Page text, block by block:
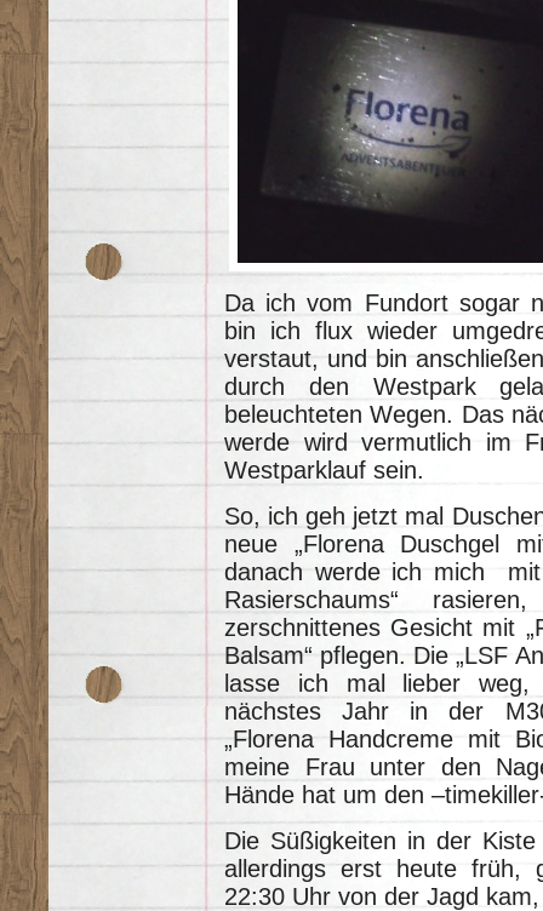
Da ich vom Fundort sogar
bin ich flux wieder
verstaut, und bin
durch den Westpark
beleuchteten Wegen. Das
werde wird vermutlich im
Westparklauf sein.
So, ich geh jetzt mal
neue „Florena Duschgel
danach werde ich mich mit
Rasierschaums“
zerschnittenes Gesicht mit
Balsam“ pflegen. Die „LSF
lasse ich mal lieber weg,
nächstes Jahr in der
„Florena Handcreme mit
meine Frau unter den
Hände hat um den
Die Süßigkeiten in der
allerdings erst heute früh,
22:30 Uhr von der Jagd